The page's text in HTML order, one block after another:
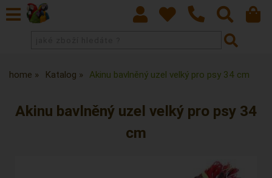
home Katalog Akinu bavlněný uzel velký pro psy 34 cm
Akinu bavlněný uzel velký pro psy 34
cm